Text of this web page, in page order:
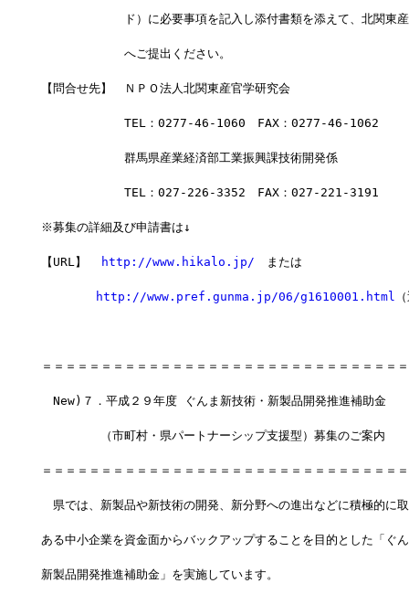
ド）に必要事項を記入し添付書類を添えて、北関東産
へご提出ください。
【問合せ先】　ＮＰＯ法人北関東産官学研究会
TEL：0277-46-1060　FAX：0277-46-1062
群馬県産業経済部工業振興課技術開発係
TEL：027-226-3352　FAX：027-221-3191
※募集の詳細及び申請書は↓
【URL】 http://www.hikalo.jp/ または
http://www.pref.gunma.jp/06/g1610001.html
＝＝＝＝＝＝＝＝＝＝＝＝＝＝＝＝＝＝＝＝＝＝＝＝＝＝＝＝＝＝
New)７．平成２９年度 ぐんま新技術・新製品開発推進補助金
（市町村・県パートナーシップ支援型）募集のご案内
＝＝＝＝＝＝＝＝＝＝＝＝＝＝＝＝＝＝＝＝＝＝＝＝＝＝＝＝＝＝
県では、新製品や新技術の開発、新分野への進出などに積極的に
ある中小企業を資金面からバックアップすることを目的とした「ぐ
新製品開発推進補助金」を実施しています。